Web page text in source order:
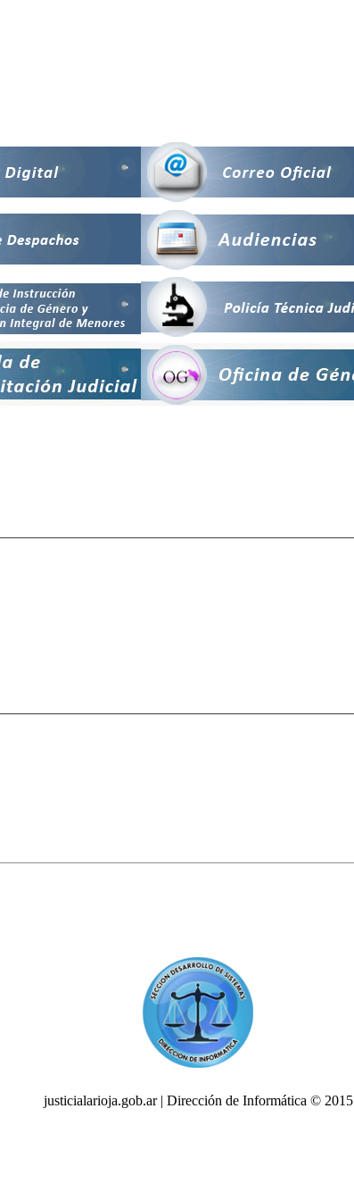
justicialarioja.gob.ar | Dirección de Informática © 2015